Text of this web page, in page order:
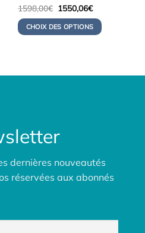
1598,00€ Le
prix
initial
était :
1598,00€.
1550,06€Le
actuel
est :
1550,06€.
CHOIX DES OPTIONS
dernières nouveautés
réservées aux abonnés